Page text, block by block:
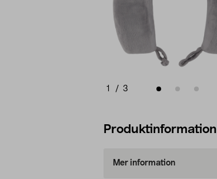
1 / 3
Produktinformation
Mer information